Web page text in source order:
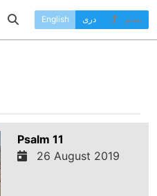
English دری پښتو
Psalm 11
26 August 2019